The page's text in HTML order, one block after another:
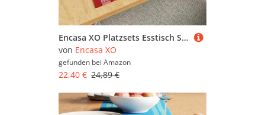
Encasa XO Platzsets Esstisch Set von 6 | Leiter Rot | Fein gerippte Baumwoll-Tischunterlage | Größe 46x32 cm | Maschinenwaschbar
von Encasa XO
gefunden bei Amazon
22,40 € 24,89 €